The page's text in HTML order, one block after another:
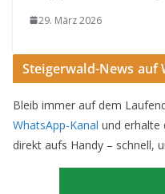
29. März 2026
Steigerwald-News auf
Bleib immer auf dem
WhatsApp-Kanal und erhalte
direkt aufs Handy – schnell,